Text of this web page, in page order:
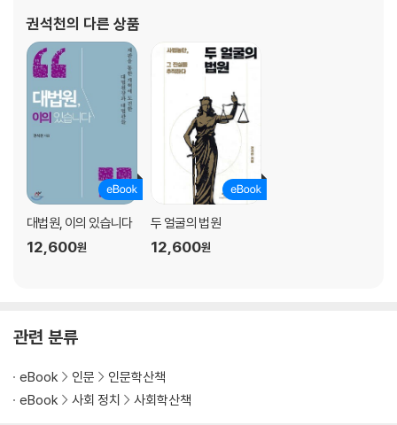
악이 승리하기 위한 필요조건 171
살던 대로 살기 싫어지는 순간 179
좋은 사람이 되는 과정에 직업도 있는 것이다 188
하찮아지느니 불편해지려고 한다 196
배신해도 괜찮아 204
싸가지 좀 없으면 안 되냐고, 싸가지 있게 말하는 220
작은 진실들이 깜빡거리는 캄캄한 밤에 229
동선을 조사할 때 보이는 것들 264
환멸이 가져오는 효과 280
모두가 행복한 ‘화양연화의 나라’를 만들겠습니다! 288
권석천의 다른 상품
대법원, 이의 있습니다
12,600원
두 얼굴의 법원
12,600원
관련 분류
eBook 인문
인문학산책
eBook
사회 정치 사회학산책